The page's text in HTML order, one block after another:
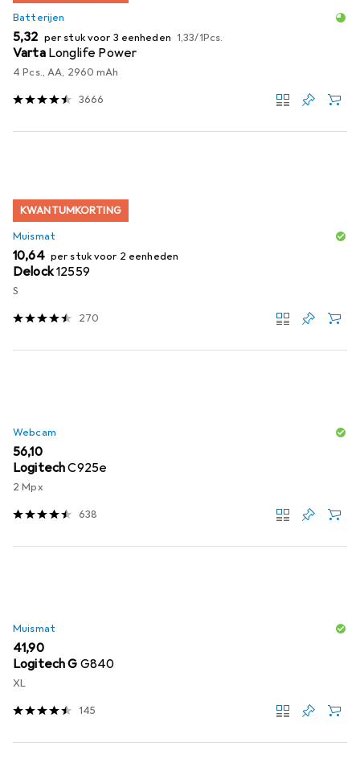
Batterijen
EUR
5,32 per stuk voor 3 eenheden EUR
1,33/1Pcs.
Varta Longlife Power
4 Pcs., AA, 2960 mAh
3666
KWANTUMKORTING
Muismat
EUR
10,64 per stuk voor 2 eenheden
Delock12559
S
270
Webcam
EUR
56,10
LogitechC925e
2 Mpx
638
Muismat
EUR
41,90
Logitech G G840
XL
145